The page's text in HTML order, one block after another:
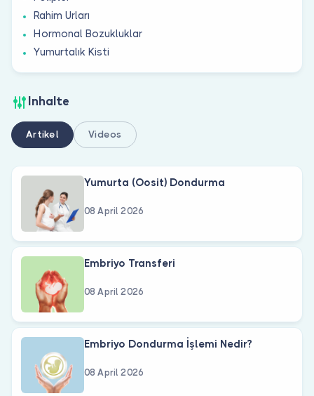
Rahim Urları
Hormonal Bozukluklar
Yumurtalık Kisti
Inhalte
Artikel Videos
Yumurta (Oosit) Dondurma
08 April 2026
Embriyo Transferi
08 April 2026
Embriyo Dondurma İşlemi Nedir?
08 April 2026